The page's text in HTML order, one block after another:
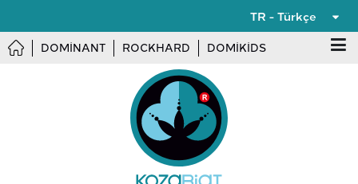
TR - Türkçe
DOMINANT ROCKHARD DOMIKIDS